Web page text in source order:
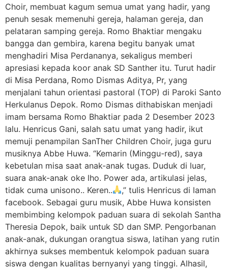
Choir, membuat kagum semua umat yang hadir, yang
penuh sesak memenuhi gereja, halaman gereja, dan
pelataran samping gereja. Romo Bhaktiar mengaku
bangga dan gembira, karena begitu banyak umat
menghadiri Misa Perdananya, sekaligus memberi
apresiasi kepada koor anak SD Santher itu. Turut hadir
di Misa Perdana, Romo Dismas Aditya, Pr, yang
menjalani tahun orientasi pastoral (TOP) di Paroki Santo
Herkulanus Depok. Romo Dismas dithabiskan menjadi
imam bersama Romo Bhaktiar pada 2 Desember 2023
lalu. Henricus Gani, salah satu umat yang hadir, ikut
memuji penampilan SanTher Children Choir, juga guru
musiknya Abbe Huwa. “Kemarin (Minggu-red), saya
kebetulan misa saat anak-anak tugas. Duduk di luar,
suara anak-anak oke lho. Power ada, artikulasi jelas,
tidak cuma unisono.. Keren..
,” tulis Henricus di laman
facebook. Sebagai guru musik, Abbe Huwa konsisten
membimbing kelompok paduan suara di sekolah Santha
Theresia Depok, baik untuk SD dan SMP. Pengorbanan
anak-anak, dukungan orangtua siswa, latihan yang rutin
akhirnya sukses membentuk kelompok paduan suara
siswa dengan kualitas bernyanyi yang tinggi. Alhasil,